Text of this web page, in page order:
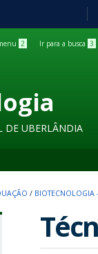
2 Ir para a busca 3
DE UBERLÂNDIA
/ BIOTECNOLOGIA